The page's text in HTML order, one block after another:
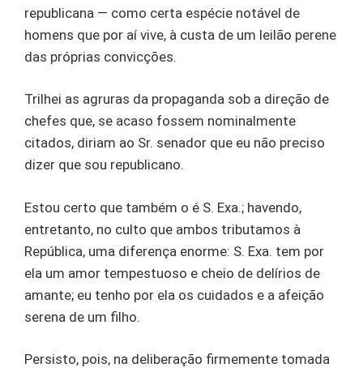
republicana — como certa espécie notável de
homens que por aí vive, à custa de um leilão perene
das próprias convicções.
Trilhei as agruras da propaganda sob a direção de
chefes que, se acaso fossem nominalmente
citados, diriam ao Sr. senador que eu não preciso
dizer que sou republicano.
Estou certo que também o é S. Exa.; havendo,
entretanto, no culto que ambos tributamos à
República, uma diferença enorme: S. Exa. tem por
ela um amor tempestuoso e cheio de delírios de
amante; eu tenho por ela os cuidados e a afeição
serena de um filho.
Persisto, pois, na deliberação firmemente tomada